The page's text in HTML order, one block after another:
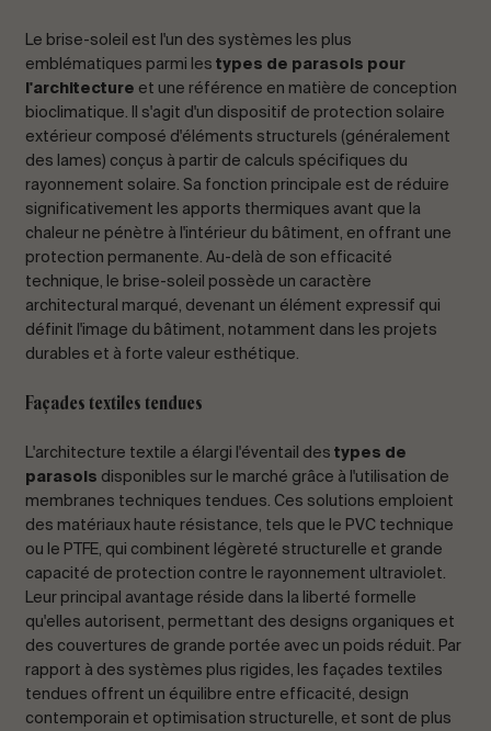
Le brise-soleil est l'un des systèmes les plus
emblématiques parmi les types de parasols pour
l'architecture et une référence en matière de conception
bioclimatique. Il s'agit d'un dispositif de protection solaire
extérieur composé d'éléments structurels (généralement
des lames) conçus à partir de calculs spécifiques du
rayonnement solaire. Sa fonction principale est de réduire
significativement les apports thermiques avant que la
chaleur ne pénètre à l'intérieur du bâtiment, en offrant une
protection permanente. Au-delà de son efficacité
technique, le brise-soleil possède un caractère
architectural marqué, devenant un élément expressif qui
définit l'image du bâtiment, notamment dans les projets
durables et à forte valeur esthétique.
Façades textiles tendues
L'architecture textile a élargi l'éventail des types de
parasols disponibles sur le marché grâce à l'utilisation de
membranes techniques tendues. Ces solutions emploient
des matériaux haute résistance, tels que le PVC technique
ou le PTFE, qui combinent légèreté structurelle et grande
capacité de protection contre le rayonnement ultraviolet.
Leur principal avantage réside dans la liberté formelle
qu'elles autorisent, permettant des designs organiques et
des couvertures de grande portée avec un poids réduit. Par
rapport à des systèmes plus rigides, les façades textiles
tendues offrent un équilibre entre efficacité, design
contemporain et optimisation structurelle, et sont de plus